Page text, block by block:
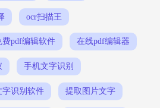
ocr扫描王
费pdf编辑软件 在线pdf编辑器
手机文字识别
字识别软件 提取图片文字